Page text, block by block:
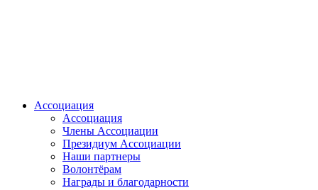
Ассоциация
Ассоциация
Члены Ассоциации
Президиум Ассоциации
Наши партнеры
Волонтёрам
Награды и благодарности